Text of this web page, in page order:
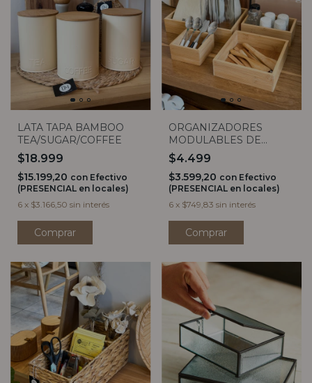
LATA TAPA BAMBOO
TEA/SUGAR/COFFEE
$18.999
$15.199,20 con Efectivo
(PRESENCIAL en locales)
6 x $3.166,50 sin interés
Comprar
ORGANIZADORES
MODULABLES DE
BAMBOO (4 MEDIDAS)
$4.499
$3.599,20 con Efectivo
(PRESENCIAL en locales)
6 x $749,83 sin interés
Comprar